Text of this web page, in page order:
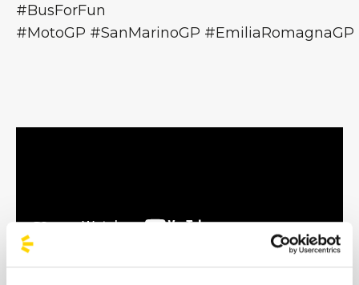
#BusForFun
#MotoGP #SanMarinoGP
Tutti i marchi qui esposti sono di proprietà